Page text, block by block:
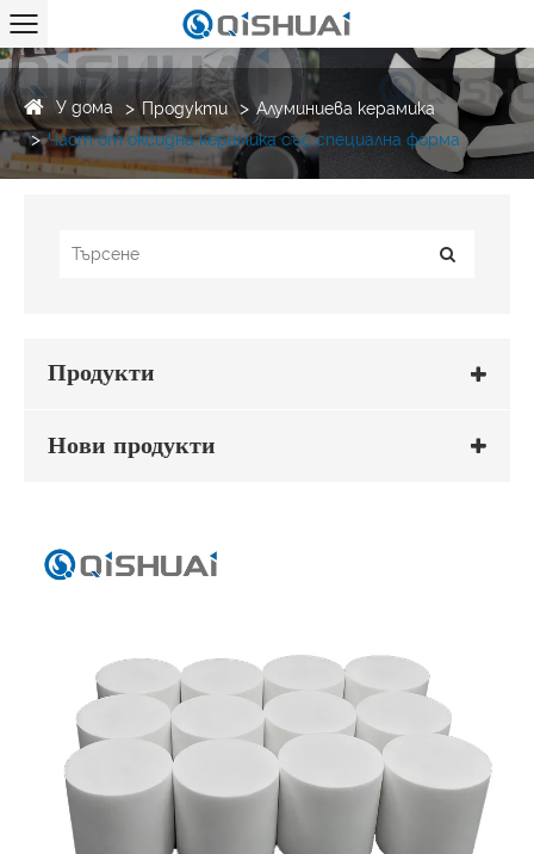
У дома Продукти
Алуминиева керамика
Част от оксидна керамика със специална форма
Продукти
Нови продукти